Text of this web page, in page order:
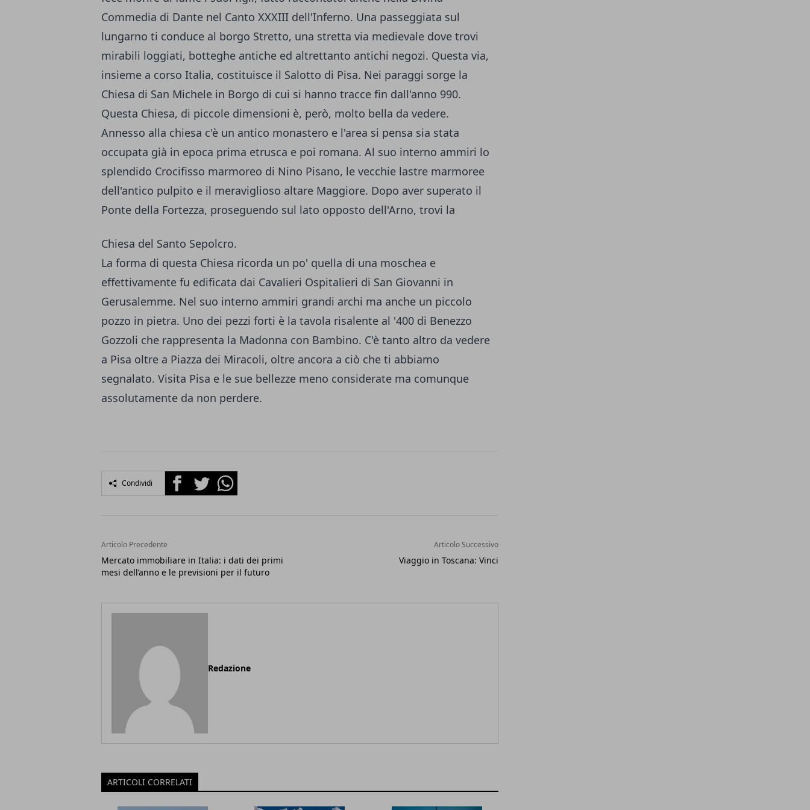
Commedia di Dante nel Canto XXXIII dell'Inferno. Una passeggiata sul
lungarno ti conduce al borgo Stretto, una stretta via medievale dove trovi
mirabili loggiati, botteghe antiche ed altrettanto antichi negozi. Questa via,
insieme a corso Italia, costituisce il Salotto di Pisa. Nei paraggi sorge la
Chiesa di San Michele in Borgo di cui si hanno tracce fin dall'anno 990.
Questa Chiesa, di piccole dimensioni è, però, molto bella da vedere.
Annesso alla chiesa c'è un antico monastero e l'area si pensa sia stata
occupata già in epoca prima etrusca e poi romana. Al suo interno ammiri lo
splendido Crocifisso marmoreo di Nino Pisano, le vecchie lastre marmoree
dell'antico pulpito e il meraviglioso altare Maggiore. Dopo aver superato il
Ponte della Fortezza, proseguendo sul lato opposto dell'Arno, trovi la
Chiesa del Santo Sepolcro.
La forma di questa Chiesa ricorda un po' quella di una moschea e
effettivamente fu edificata dai Cavalieri Ospitalieri di San Giovanni in
Gerusalemme. Nel suo interno ammiri grandi archi ma anche un piccolo
pozzo in pietra. Uno dei pezzi forti è la tavola risalente al '400 di Benezzo
Gozzoli che rappresenta la Madonna con Bambino. C'è tanto altro da vedere
a Pisa oltre a Piazza dei Miracoli, oltre ancora a ciò che ti abbiamo
segnalato. Visita Pisa e le sue bellezze meno considerate ma comunque
assolutamente da non perdere.
Condividi FacebookTwitterWhatsapp
Articolo Precedente
Mercato immobiliare in Italia: i dati dei primi
mesi dell’anno e le previsioni per il futuro
Articolo Successivo
Viaggio in Toscana: Vinci
Redazione
ARTICOLI CORRELATI